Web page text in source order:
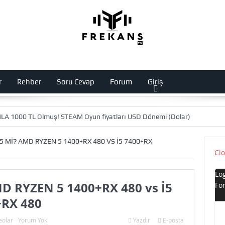
Rehber Soru Cevap Forum Giriş
1000 TL Olmuş! STEAM Oyun fiyatları USD Dönemi (Dolar)
Dünyanın En Sessiz
2023 Yılında CD
Hava Soğutma Takarsak Ne Olur? 14900K Asus Z790 PRO WiFi
MI? AMD RYZEN 5 1400+RX 480 VS İ5 7400+RX
RYZEN 5 1400+RX 480 vs İ5
480
Yorum Yok Yazdır E-posta